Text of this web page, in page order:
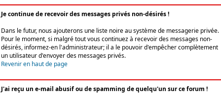
Je continue de recevoir des messages privés non-désirés !
Dans le futur, nous ajouterons une liste noire au système de messagerie privée.
Pour le moment, si malgré tout vous continuez à recevoir des messages non-
désirés, informez-en l'administrateur; il a le pouvoir d'empêcher complètement
un utilisateur d'envoyer des messages privés.
Revenir en haut de page
J'ai reçu un e-mail abusif ou de spamming de quelqu'un sur ce forum !